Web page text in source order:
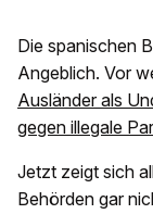
Die spanischen
Angeblich. Vor
Ausländer als
gegen illegale
Jetzt zeigt sich
Behörden gar